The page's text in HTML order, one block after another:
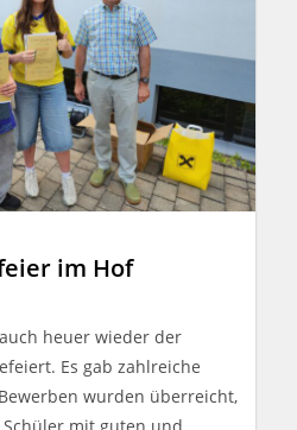
im Hof
heuer wieder der
Es gab zahlreiche
wurden überreicht,
mit guten und